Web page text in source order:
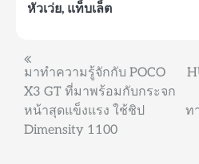
หัวเว่ย, แท็บเล็ต
แนะแนว
เรื่อง
มาทำความรู้จักกับ POCO
X3 GT ที่มาพร้อมกับกระจก
หน้าสุดแข็งแรง ใช้ชิป
Dimensity 1100
ท